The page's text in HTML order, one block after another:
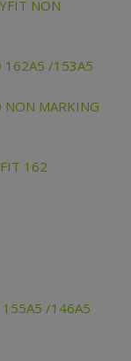
NON
162A5 /153A5
MARKING
162
155A5 /146A5